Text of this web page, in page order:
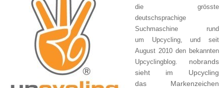
die grösste
deutschsprachige
Suchmaschine rund
um Upcycling, und seit
August 2010 den bekannten
Upcyclingblog. nobrands
sieht im Upcycling
das Markenzeichen